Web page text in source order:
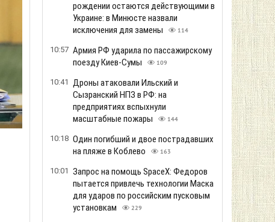
рождении остаются действующими в
Украине: в Минюсте назвали
исключения для замены
114
10:57 Армия РФ ударила по пассажирскому
поезду Киев-Сумы
109
10:41 Дроны атаковали Ильский и
Сызранский НПЗ в РФ: на
предприятиях вспыхнули
масштабные пожары
144
10:18 Один погибший и двое пострадавших
на пляже в Коблево
163
10:01 Запрос на помощь SpaceX: Федоров
пытается привлечь технологии Маска
для ударов по российским пусковым
установкам
229